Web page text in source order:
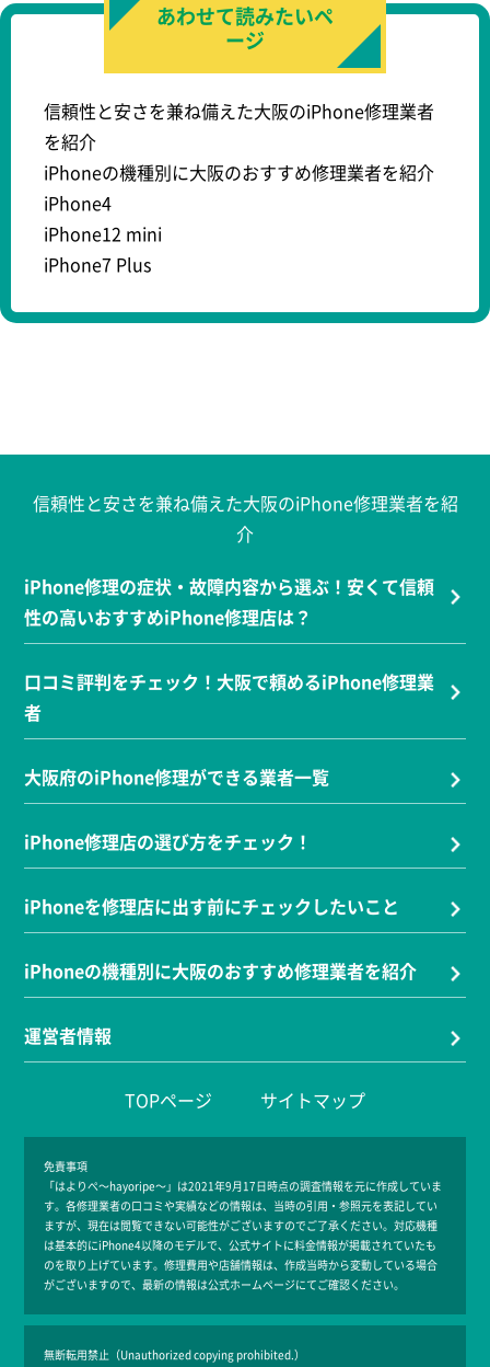
あわせて読みたいペ
ージ
信頼性と安さを兼ね備えた大阪のiPhone修理業者
を紹介
iPhoneの機種別に大阪のおすすめ修理業者を紹介
iPhone4
iPhone12 mini
iPhone7 Plus
信頼性と安さを兼ね備えた大阪のiPhone修理業者を紹
介
iPhone修理の症状・故障内容から選ぶ！安くて信頼
性の高いおすすめiPhone修理店は？
口コミ評判をチェック！大阪で頼めるiPhone修理業
者
大阪府のiPhone修理ができる業者一覧
iPhone修理店の選び方をチェック！
iPhoneを修理店に出す前にチェックしたいこと
iPhoneの機種別に大阪のおすすめ修理業者を紹介
運営者情報
TOPページ サイトマップ
免責事項
「はよりぺ～hayoripe～」は2021年9月17日時点の調査情報を元に作成していま
す。各修理業者の口コミや実績などの情報は、当時の引用・参照元を表記してい
ますが、現在は閲覧できない可能性がございますのでご了承ください。対応機種
は基本的にiPhone4以降のモデルで、公式サイトに料金情報が掲載されていたも
のを取り上げています。修理費用や店舗情報は、作成当時から変動している場合
がございますので、最新の情報は公式ホームページにてご確認ください。
無断転用禁止（Unauthorized copying prohibited.）